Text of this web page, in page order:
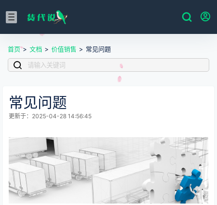
首页 > 文档 > 价值销售 > 常见问题
常见问题
更新于：2025-04-28 14:56:45